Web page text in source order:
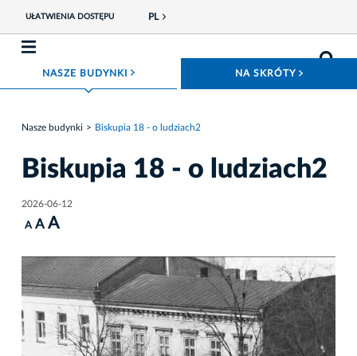
UŁATWIENIA DOSTĘPU PL
NASZE BUDYNKI ROZWIŃ MENU NA SKRÓTY
Nasze budynki Biskupia 18 - o ludziach2
Biskupia 18 - o ludziach2
2026-06-12
A A A